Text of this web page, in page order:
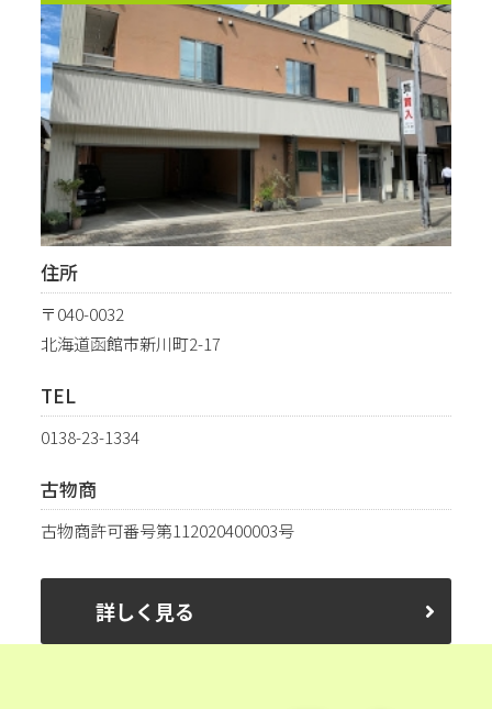
住所
〒040-0032
北海道函館市新川町2-17
TEL
0138-23-1334
古物商
古物商許可番号第112020400003号
詳しく見る